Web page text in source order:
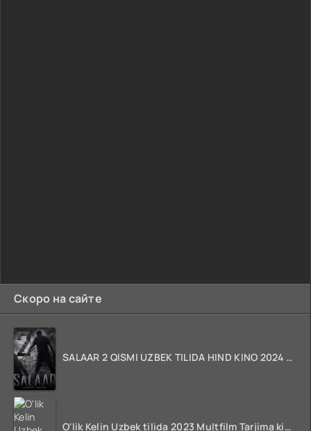
Скоро на сайте
SALAAR 2 QISMI UZBEK TILIDA HIND KINO 2024 TARJIMA 720p HD Skachat
O'lik Kelin Uzbek tilida 2023 Multfilm Tarjima kino skachat